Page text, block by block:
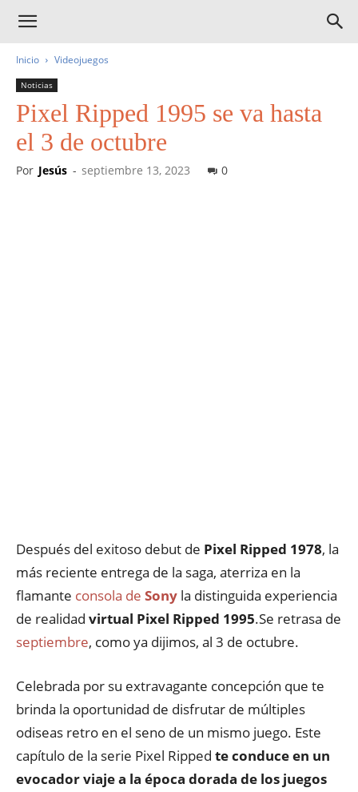
Inicio Videojuegos
Noticias
Pixel Ripped 1995 se va hasta
el 3 de octubre
Por Jesús - septiembre 13, 2023 0
Después del exitoso debut de Pixel Ripped 1978, la
más reciente entrega de la saga, aterriza en la
flamante consola de Sony la distinguida experiencia
de realidad virtual Pixel Ripped 1995.Se retrasa de
septiembre, como ya dijimos, al 3 de octubre.
Celebrada por su extravagante concepción que te
brinda la oportunidad de disfrutar de múltiples
odiseas retro en el seno de un mismo juego. Este
capítulo de la serie Pixel Ripped te conduce en un
evocador viaje a la época dorada de los juegos